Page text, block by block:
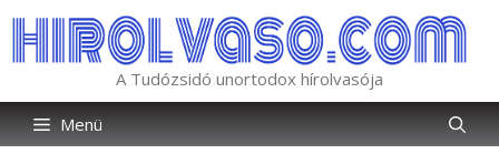
tartalomba
A Tudózsidó unortodox hírolvasója
Menü